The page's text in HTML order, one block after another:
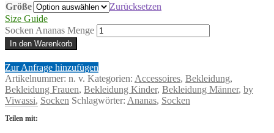
Größe
Zurücksetzen
Size Guide
Socken Ananas Menge
In den Warenkorb
Zur Anfrage hinzufügen
Artikelnummer: n. v. Kategorien: Accessoires, Bekleidung,
Bekleidung Frauen, Bekleidung Kinder, Bekleidung Männer, by
Viwassi, Socken Schlagwörter: Ananas, Socken
Teilen mit: